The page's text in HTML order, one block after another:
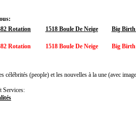
Rotation 1518 Boule De Neige Big Birth
Rotation 1518 Boule De Neige Big Birth
célébrités (people) et les nouvelles à la une (avec
Services: